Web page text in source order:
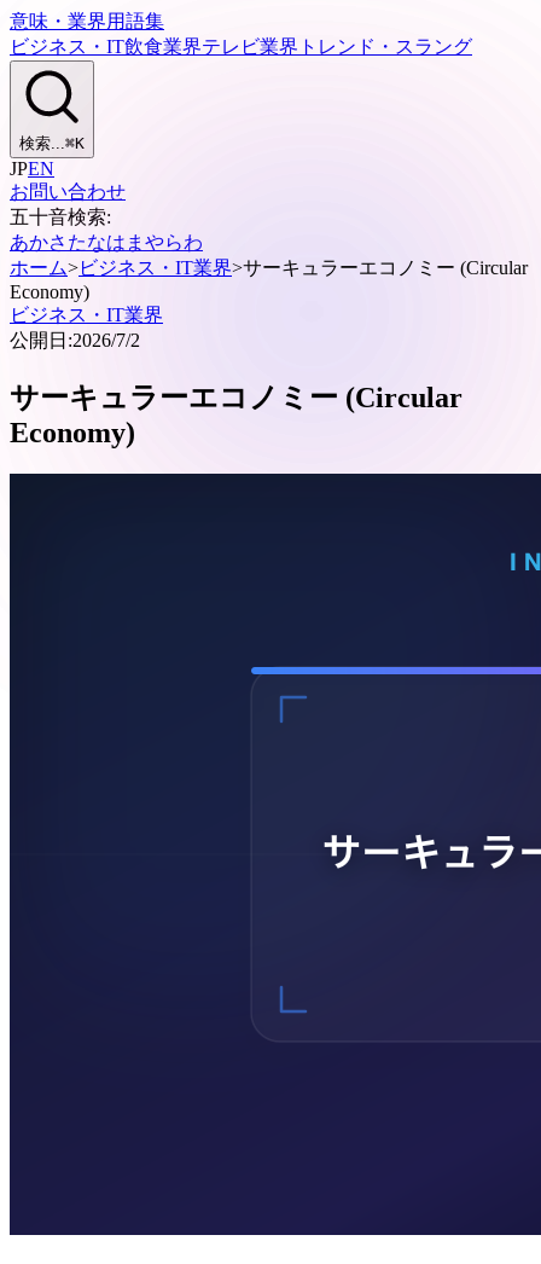
意味・業界用語集
ビジネス・IT飲食業界テレビ業界 トレンド・スラング
検索...⌘K
JPEN
お問い合わせ
五十音検索:
あかさ たなは ま やらわ
ホーム>ビジネス・IT業界>サーキュラーエコノミー (Circular
Economy)
ビジネス・IT業界
公開日:2026/7/2
サーキュラーエコノミー (Circular
Economy)